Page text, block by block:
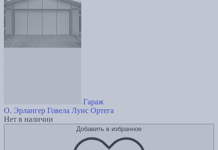
Гараж
О. Эрлангер Говела Луис Ортега
Нет в наличии
Добавить в избранное